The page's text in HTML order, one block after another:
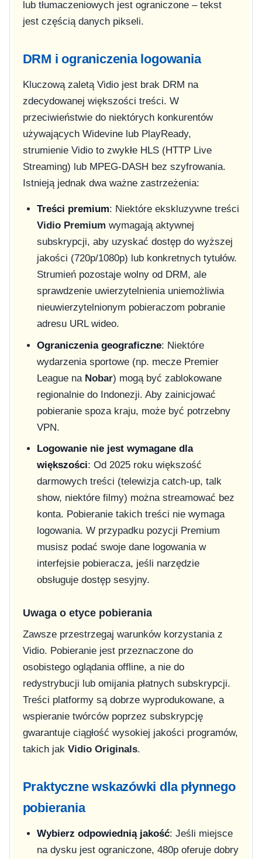
lub tłumaczeniowych jest ograniczone – tekst
jest częścią danych pikseli.
DRM i ograniczenia logowania
Kluczową zaletą Vidio jest brak DRM na
zdecydowanej większości treści. W
przeciwieństwie do niektórych konkurentów
używających Widevine lub PlayReady,
strumienie Vidio to zwykłe HLS (HTTP Live
Streaming) lub MPEG-DASH bez szyfrowania.
Istnieją jednak dwa ważne zastrzeżenia:
Treści premium: Niektóre ekskluzywne treści
Vidio Premium wymagają aktywnej
subskrypcji, aby uzyskać dostęp do wyższej
jakości (720p/1080p) lub konkretnych tytułów.
Strumień pozostaje wolny od DRM, ale
sprawdzenie uwierzytelnienia uniemożliwia
nieuwierzytelnionym pobieraczom pobranie
adresu URL wideo.
Ograniczenia geograficzne: Niektóre
wydarzenia sportowe (np. mecze Premier
League na Nobar) mogą być zablokowane
regionalnie do Indonezji. Aby zainicjować
pobieranie spoza kraju, może być potrzebny
VPN.
Logowanie nie jest wymagane dla
większości: Od 2025 roku większość
darmowych treści (telewizja catch-up, talk
show, niektóre filmy) można streamować bez
konta. Pobieranie takich treści nie wymaga
logowania. W przypadku pozycji Premium
musisz podać swoje dane logowania w
interfejsie pobieracza, jeśli narzędzie
obsługuje dostęp sesyjny.
Uwaga o etyce pobierania
Zawsze przestrzegaj warunków korzystania z
Vidio. Pobieranie jest przeznaczone do
osobistego oglądania offline, a nie do
redystrybucji lub omijania płatnych subskrypcji.
Treści platformy są dobrze wyprodukowane, a
wspieranie twórców poprzez subskrypcję
gwarantuje ciągłość wysokiej jakości programów,
takich jak Vidio Originals.
Praktyczne wskazówki dla płynnego
pobierania
Wybierz odpowiednią jakość: Jeśli miejsce
na dysku jest ograniczone, 480p oferuje dobry